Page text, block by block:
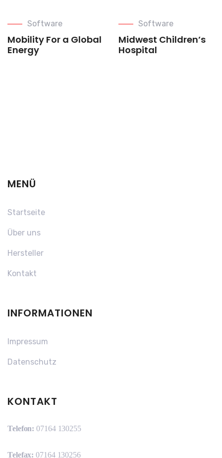
Software
Mobility For a Global
Energy
Software
Midwest Children’s
Hospital
MENÜ
Startseite
Über uns
Hersteller
Kontakt
INFORMATIONEN
Impressum
Datenschutz
KONTAKT
Telefon: 07164 130255
Telefax: 07164 130256